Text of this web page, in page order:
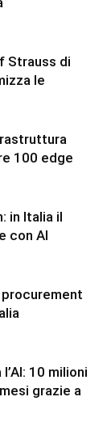
Strauss di
le
100 edge
in Italia il
con AI
procurement
10 milioni
grazie a